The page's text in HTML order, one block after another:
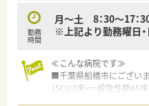
勤務
時間
月～土 8：30～17：30
※上記より勤務曜日
≪こんな病院です≫
■千葉県船橋市にござい
（SCU3床・一般急性期45